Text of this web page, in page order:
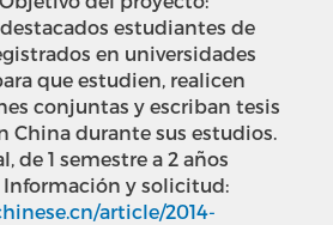
estudiantes de
en universidades
que estudien, realicen
conjuntas y escriban tesis
China durante sus estudios.
de 1 semestre a 2 años
Información y solicitud:
article/2014-